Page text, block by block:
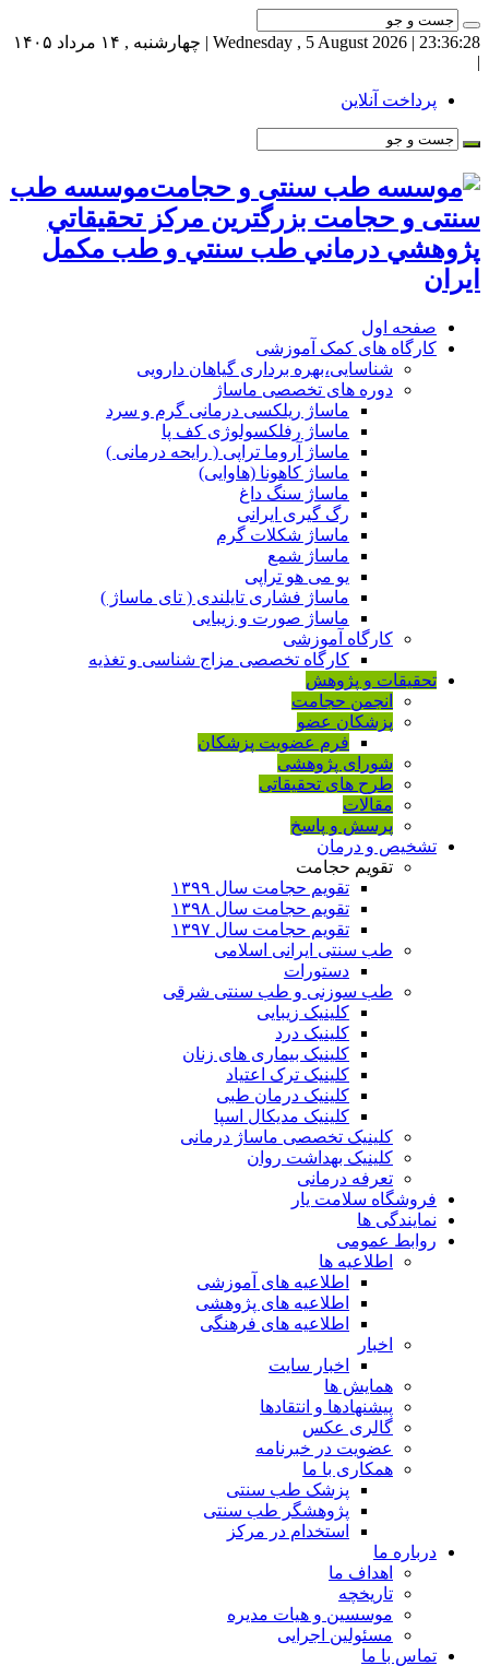
23:36:28
| Wednesday , 5 August 2026 | چهارشنبه , ۱۴ مرداد ۱۴۰۵
|
پرداخت آنلاین
موسسه طب
سنتی و حجامت بزرگترين مركز تحقيقاتي
پژوهشي درماني طب سنتي و طب مكمل
ايران
صفحه اول
کارگاه های کمک آموزشی
شناسایی،بهره برداری گیاهان دارویی
دوره های تخصصی ماساژ
ماساژ ریلکسی درمانی گرم و سرد
ماساژ رفلکسولوژی کف پا
ماساژ آروما تراپی ( رایحه درمانی )
ماساژ کاهونا (هاوایی)
ماساژ سنگ داغ
رگ گیری ایرانی
ماساژ شکلات گرم
ماساژ شمع
یو می هو تراپی
ماساژ فشاری تایلندی ( تای ماساژ )
ماساژ صورت و زیبایی
کارگاه آموزشی
کارگاه تخصصی مزاج شناسی و تغذیه
تحقیقات و پژوهش
انجمن حجامت
پزشکان عضو
فرم عضویت پزشکان
شورای پژوهشی
طرح های تحقیقاتی
مقالات
پرسش و پاسخ
تشخیص و درمان
تقویم حجامت
تقویم حجامت سال ۱۳۹۹
تقویم حجامت سال ۱۳۹۸
تقویم حجامت سال ۱۳۹۷
طب سنتی ایرانی اسلامی
دستورات
طب سوزنی و طب سنتی شرقی
کلینیک زیبایی
کلینیک درد
کلینیک بیماری های زنان
کلینیک ترک اعتیاد
کلینیک درمان طبی
کلینیک مدیکال اسپا
کلینیک تخصصی ماساژ درمانی
کلینیک بهداشت روان
تعرفه درمانی
فروشگاه سلامت یار
نمایندگی ها
روابط عمومی
اطلاعیه ها
اطلاعیه های آموزشی
اطلاعیه های پژوهشی
اطلاعیه های فرهنگی
اخبار
اخبار سایت
همایش ها
پیشنهادها و انتقادها
گالری عکس
عضویت در خبرنامه
همکاری با ما
پزشک طب سنتی
پژوهشگر طب سنتی
استخدام در مرکز
درباره ما
اهداف ما
تاریخچه
موسسین و هیات مدیره
مسئولین اجرایی
تماس با ما